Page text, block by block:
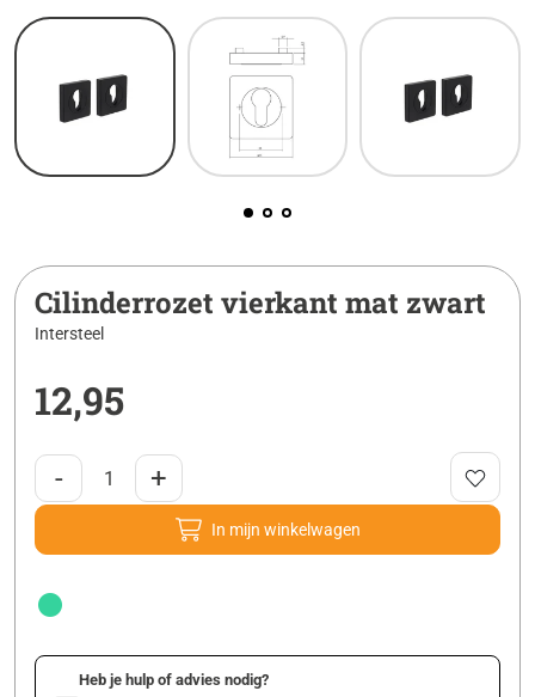
Cilinderrozet vierkant mat zwart
Intersteel
12,95
- +
In mijn winkelwagen
Heb je hulp of advies nodig?